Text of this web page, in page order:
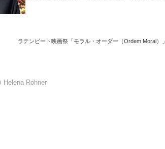
ラテンビート映画祭「モラル・オーダー（Ordem Moral）」
Helena Rohner